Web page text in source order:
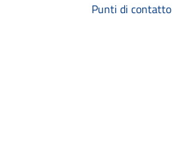
Punti di contatto